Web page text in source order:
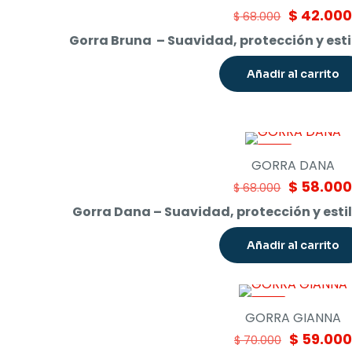
$68.000 Original
price
was:
$ 68.000.
$ 42.000
Gorra Bruna – Suavidad, protección y
Añadir al carrito
GORRA DANA
$68.000 Original
price
was:
$ 68.000.
$ 58.000
Gorra Dana – Suavidad, protección y
Añadir al carrito
GORRA GIANNA
$70.000 Original
$ 59.000